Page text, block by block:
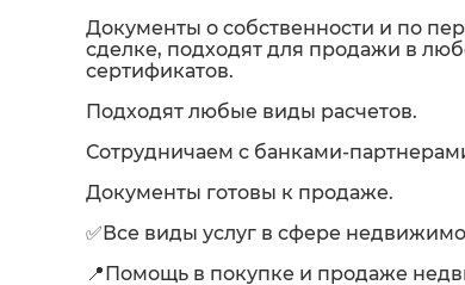
Документы о собственности и по
сделке, подходят для продажи в
сертификатов.
Подходят любые виды расчетов.
Сотрудничаем с банками-
Документы готовы к продаже.
✅Все виды услуг в сфере
📍Помощь в покупке и продаже